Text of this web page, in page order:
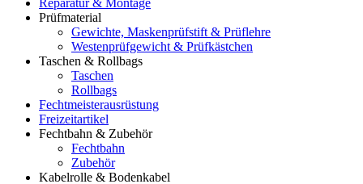
Reparatur & Montage
Prüfmaterial
Gewichte, Maskenprüfstift & Prüflehre
Westenprüfgewicht & Prüfkästchen
Taschen & Rollbags
Taschen
Rollbags
Fechtmeisterausrüstung
Freizeitartikel
Fechtbahn & Zubehör
Fechtbahn
Zubehör
Kabelrolle & Bodenkabel